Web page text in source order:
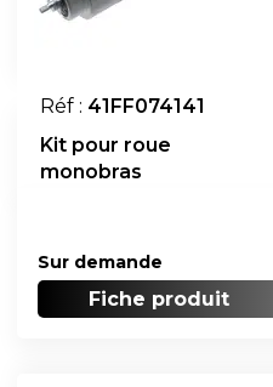
Réf : 41FF074141
Kit pour roue
monobras
Sur demande
Fiche produit